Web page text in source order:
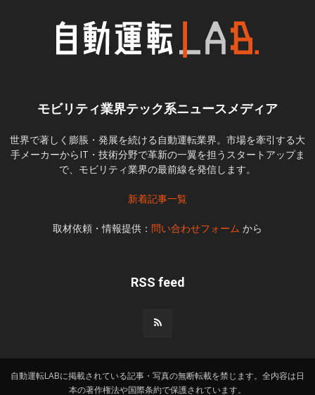
モビリティ業界テック系ニュースメディア
世界で著しく膨脹・発展を続ける自動運転業界。市場を牽引する大
手メーカーからIT・技術分野で革新の一翼を担うスタートアップま
で、モビリティ業界の最前線を発信します。
新着記事一覧
取材依頼・情報提供： 問い合わせフォーム から
RSS feed
自動運転LABに掲載されている記事・写真の無断転載を禁じます。全内容は日
本の著作権法や国際条約で保護されています。